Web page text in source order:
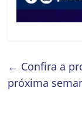
← Confira a
próxima